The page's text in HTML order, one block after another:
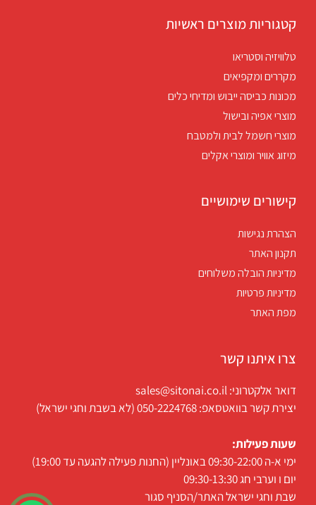
קטגוריות מוצרים ראשיות
טלוויזיה וסטריאו
מקררים ומקפיאים
מכונות כביסה ייבוש ומדיחי כלים
מוצרי אפיה ובישול
מוצרי חשמל לבית ולמטבח
מיזוג אוויר ומוצרי אקלים
קישורים שימושיים
הצהרת נגישות
תקנון האתר
מדיניות הובלה משלוחים
מדיניות פרטיות
מפת האתר
צרו איתנו קשר
דואר אלקטרוני: sales@sitonai.co.il
יצירת קשר בוואטסאפ: 050-2224768 (לא בשבת וחגי ישראל)
שעות פעילות:
ימי א-ה 09:30-22:00 באונליין (החנות פעילה להגעה עד 19:00)
יום ו וערבי חג 09:30-13:30
שבת וחגי ישראל האתר/הסניף סגור